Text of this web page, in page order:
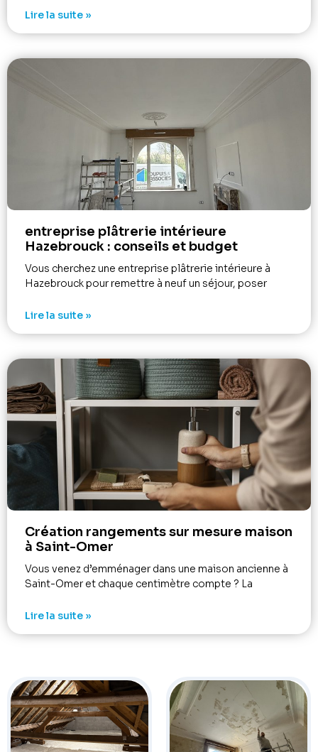
Lire la suite »
entreprise plâtrerie intérieure
Hazebrouck : conseils et budget
Vous cherchez une entreprise plâtrerie intérieure à
Hazebrouck pour remettre à neuf un séjour, poser
Lire la suite »
Création rangements sur mesure maison
à Saint-Omer
Vous venez d’emménager dans une maison ancienne à
Saint-Omer et chaque centimètre compte ? La
Lire la suite »